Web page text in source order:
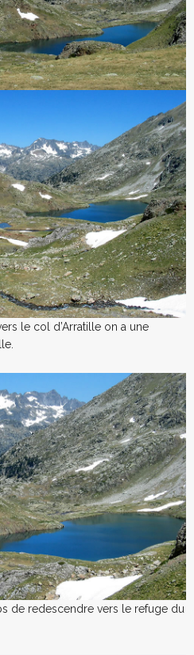
le col d’Arratille on a une
de redescendre vers le refuge du